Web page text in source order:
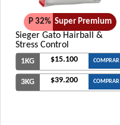
P 32% Super Premium
Sieger Gato Hairball &
Stress Control
1KG $15.100 COMPRAR
3KG $39.200 COMPRAR